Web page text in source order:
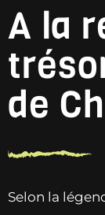
A la
de
Selon la